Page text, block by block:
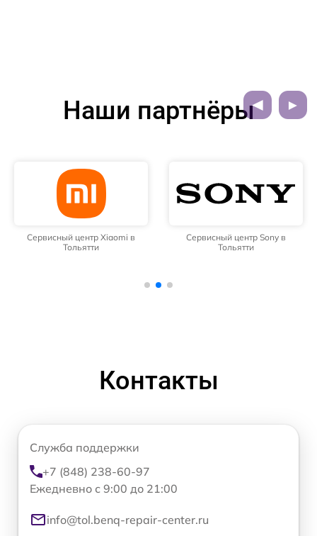
Наши партнёры
Сервисный центр Xiaomi в
Тольятти
Сервисный центр Sony в
Тольятти
Контакты
Служба поддержки
+7 (848) 238-60-97
Ежедневно с 9:00 до 21:00
info@tol.benq-repair-center.ru